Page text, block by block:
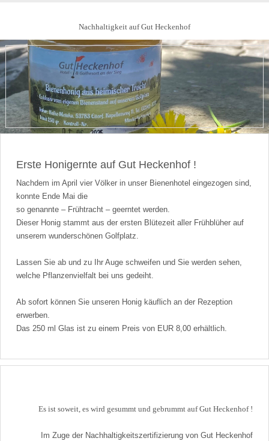
Nachhaltigkeit auf Gut Heckenhof
Erste Honigernte auf Gut Heckenhof !
Nachdem im April vier Völker in unser Bienenhotel eingezogen sind,
konnte Ende Mai die
so genannte – Frühtracht – geerntet werden.
Dieser Honig stammt aus der ersten Blütezeit aller Frühblüher auf
unserem wunderschönen Golfplatz.
Lassen Sie ab und zu Ihr Auge schweifen und Sie werden sehen,
welche Pflanzenvielfalt bei uns gedeiht.
Ab sofort können Sie unseren Honig käuflich an der Rezeption
erwerben.
Das 250 ml Glas ist zu einem Preis von EUR 8,00 erhältlich.
Es ist soweit, es wird gesummt und gebrummt auf Gut Heckenhof !
Im Zuge der Nachhaltigkeitszertifizierung von Gut Heckenhof